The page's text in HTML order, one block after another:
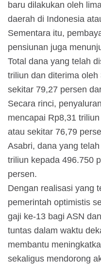
baru dilakukan oleh
daerah di Indonesia
Sementara itu,
pensiunan juga
Total dana yang telah
triliun dan diterima
sekitar 79,27 persen
Secara rinci,
mencapai Rp8,31
atau sekitar 76,79
Asabri, dana yang
triliun kepada 496.750
persen.
Dengan realisasi yang
pemerintah optimistis
gaji ke-13 bagi ASN
tuntas dalam waktu
membantu
sekaligus mendorong